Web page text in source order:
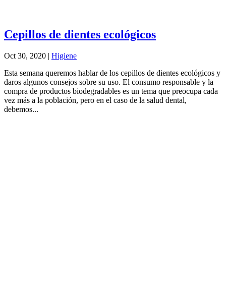
Cepillos de dientes ecológicos
Oct 30, 2020 | Higiene
Esta semana queremos hablar de los cepillos de dientes ecológicos y
daros algunos consejos sobre su uso. El consumo responsable y la
compra de productos biodegradables es un tema que preocupa cada
vez más a la población, pero en el caso de la salud dental,
debemos...